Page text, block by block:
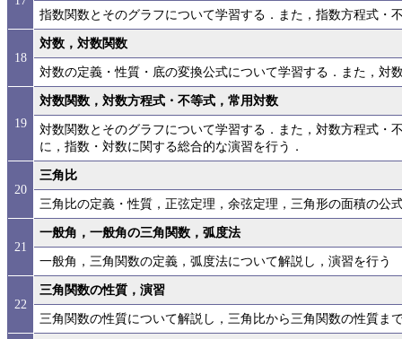
指数関数とそのグラフについて学習する．また，指数方程式・
18
対数，対数関数
対数の定義・性質・底の変換公式について学習する．また，対
19
対数関数，対数方程式・不等式，常用対数
対数関数とそのグラフについて学習する．また，対数方程式・
に，指数・対数に関する総合的な演習を行う．
20
三角比
三角比の定義・性質，正弦定理，余弦定理，三角形の面積の公
21
一般角，一般角の三角関数，弧度法
一般角，三角関数の定義，弧度法について解説し，演習を行う
22
三角関数の性質，演習
三角関数の性質について解説し，三角比から三角関数の性質ま